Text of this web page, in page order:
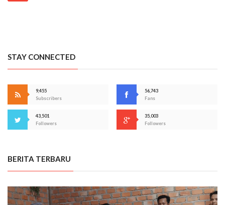
STAY CONNECTED
9,455
Subscribers
56,743
Fans
43,501
Followers
35,003
Followers
BERITA TERBARU